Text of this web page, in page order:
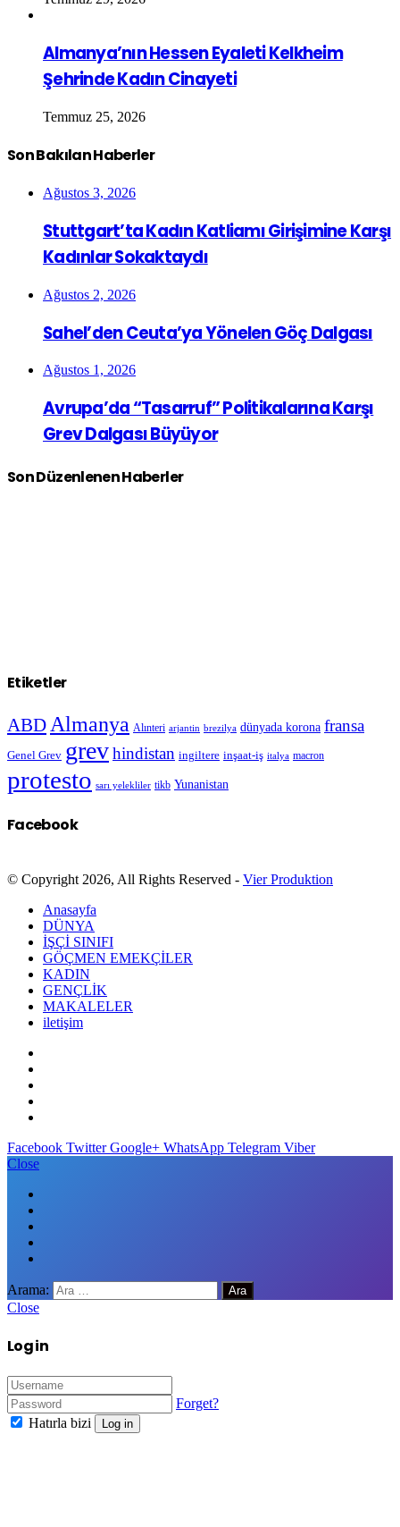
Almanya’nın Hessen Eyaleti Kelkheim
Şehrinde Kadın Cinayeti
Temmuz 25, 2026
Son Bakılan Haberler
Ağustos 3, 2026
Stuttgart’ta Kadın Katliamı Girişimine Karşı
Kadınlar Sokaktaydı
Ağustos 2, 2026
Sahel’den Ceuta’ya Yönelen Göç Dalgası
Ağustos 1, 2026
Avrupa’da “Tasarruf” Politikalarına Karşı
Grev Dalgası Büyüyor
Son Düzenlenen Haberler
Etiketler
ABD Almanya Alınteri arjantin brezilya dünyada korona fransa
Genel Grev grevhindistan ingiltere inşaat-iş italya macron
protesto sarı yelekliler tikb Yunanistan
Facebook
© Copyright 2026, All Rights Reserved - Vier Produktion
Anasayfa
DÜNYA
İŞÇİ SINIFI
GÖÇMEN EMEKÇİLER
KADIN
GENÇLİK
MAKALELER
iletişim
Facebook Twitter Google+ WhatsApp Telegram Viber
Close
Arama:
Close
Log in
Forget?
Hatırla bizi
Log in